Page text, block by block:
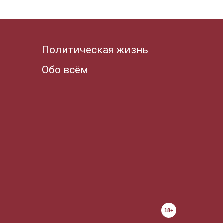
Политическая жизнь
Обо всём
18+